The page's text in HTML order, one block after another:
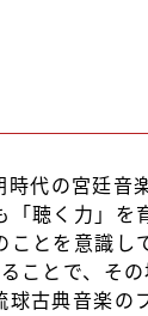
代の宮廷音
聴く力」を
とを意識し
ことで、そ
古典音楽の